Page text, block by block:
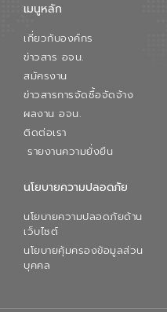
เมนูหลัก
เกี่ยวกับองค์กร
ข่าวสาร อจน.
สมัครงาน
ข่าวสารการจัดซื้อจัดจ้าง
ผลงาน อจน.
ติดต่อเรา
รายงานความยั่งยืน
นโยบายความปลอดภัย
นโยบายความปลอดภัยด้าน
เว็บไซต์
นโยบายคุ้มครองข้อมูลส่วน
บุคคล